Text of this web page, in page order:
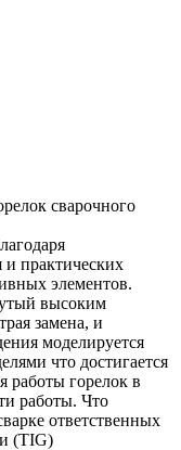
сварочного
и практических
элементов.
высоким
замена, и
моделируется
что достигается
работы горелок в
работы. Что
ответственных
(TIG)